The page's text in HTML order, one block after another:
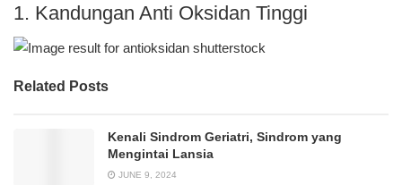
1. Kandungan Anti Oksidan Tinggi
Related Posts
Kenali Sindrom Geriatri, Sindrom yang
Mengintai Lansia
JUNE 9, 2024